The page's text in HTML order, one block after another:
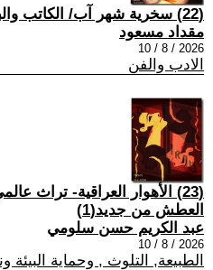
(22) سخرية شهر آب/ الكاتب والباحث نبيل الربيعي
مقداد مسعود
2026 / 8 / 10
الادب والفن
(23) الأهوار العراقية- تراث
العطش من جديد(1)
عبد الكريم حسن سلومي
2026 / 8 / 10
الطبيعة, التلوث , وحماية